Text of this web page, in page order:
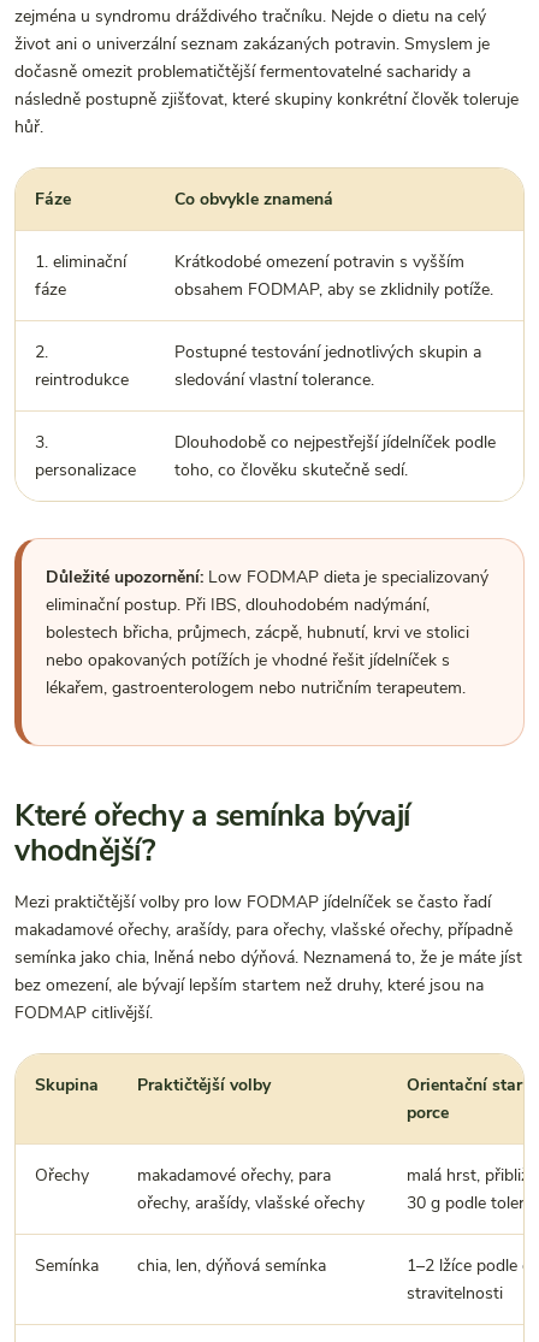
zejména u syndromu dráždivého tračníku. Nejde o dietu na celý
život ani o univerzální seznam zakázaných potravin. Smyslem je
dočasně omezit problematičtější fermentovatelné sacharidy a
následně postupně zjišťovat, které skupiny konkrétní člověk toleruje
hůř.
Fáze Co obvykle znamená
1. eliminační
fáze
Krátkodobé omezení potravin s vyšším
obsahem FODMAP, aby se zklidnily potíže.
2.
reintrodukce
Postupné testování jednotlivých skupin a
sledování vlastní tolerance.
3.
personalizace
Dlouhodobě co nejpestřejší jídelníček podle
toho, co člověku skutečně sedí.
Důležité upozornění: Low FODMAP dieta je specializovaný
eliminační postup. Při IBS, dlouhodobém nadýmání,
bolestech břicha, průjmech, zácpě, hubnutí, krvi ve stolici
nebo opakovaných potížích je vhodné řešit jídelníček s
lékařem, gastroenterologem nebo nutričním terapeutem.
Které ořechy a semínka bývají
vhodnější?
Mezi praktičtější volby pro low FODMAP jídelníček se často řadí
makadamové ořechy, arašídy, para ořechy, vlašské ořechy, případně
semínka jako chia, lněná nebo dýňová. Neznamená to, že je máte jíst
bez omezení, ale bývají lepším startem než druhy, které jsou na
FODMAP citlivější.
Skupina Praktičtější volby
Orientační
porce
Ořechy
makadamové ořechy, para
ořechy, arašídy, vlašské ořechy
malá hrst,
30 g podle
Semínka chia, len, dýňová semínka
1–2 lžíce podle
stravitelnosti